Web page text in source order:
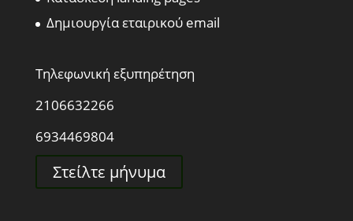
Δημιουργία εταιρικού email
Τηλεφωνική εξυπηρέτηση
2106632266
6934469804
Στείλτε μήνυμα